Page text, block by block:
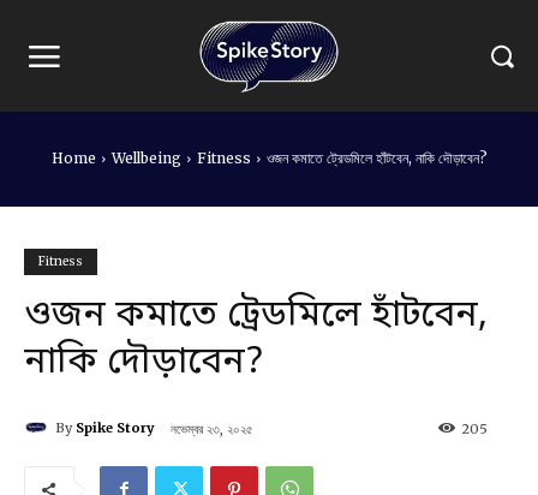
Home Wellbeing Fitness ওজন কমাতে ট্রেডমিলে হাঁটবেন, নাকি দৌড়াবেন?
Fitness
ওজন কমাতে ট্রেডমিলে হাঁটবেন,
নাকি দৌড়াবেন?
By Spike Story নভেম্বর ২৩, ২০২৫ 205